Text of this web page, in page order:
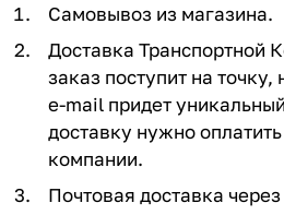
Самовывоз из магазина.
Доставка Транспортной
заказ поступит на
e-mail придет
доставку нужно
компании.
Почтовая доставка